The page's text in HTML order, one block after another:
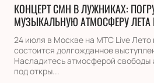
КОНЦЕРТ CMH В ЛУЖНИКАХ:
МУЗЫКАЛЬНУЮ АТМОСФЕРУ ЛЕТА
24 июля в Москве на МТС Live Лето
состоится долгожданное
Насладитесь атмосферой свободы
под откры...